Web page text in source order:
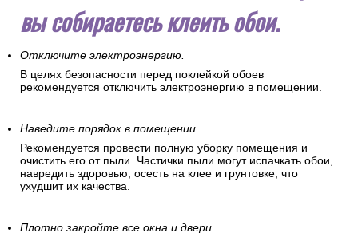
Затем следует правильно
подготовить помещение, в котором
Отключите электроэнергию.
В целях безопасности перед поклейкой обоев
рекомендуется отключить электроэнергию в помещении.